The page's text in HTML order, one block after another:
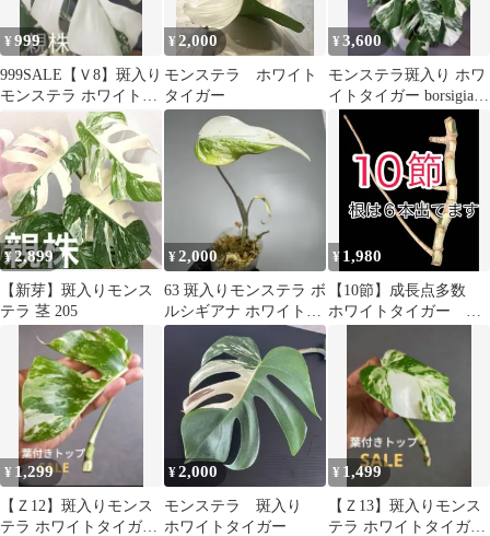
¥999
999SALE【Ｖ8】斑入り
モンステラ ホワイトタ
イガー カット茎 成長点
1つ
¥2,000
モンステラ ホワイト
タイガー
¥3,600
モンステラ斑入り ホワ
イトタイガー borsigiana
¥2,899
【新芽】斑入りモンス
テラ 茎 205
¥2,000
63 斑入りモンステラ ボ
ルシギアナ ホワイトタ
イガー 子株
¥ 1,980
【10節】成長点多数
ホワイトタイガー モ
ナ 白斑ミント斑入
¥ 1,299
【Ｚ12】斑入りモンス
テラ ホワイトタイガー
¥2,000
モンステラ 斑入り
ホワイトタイガー
¥ 1,499
【Ｚ13】斑入りモンス
テラ ホワイトタイガー